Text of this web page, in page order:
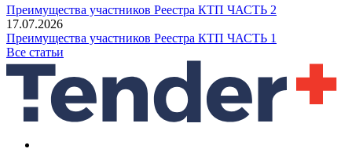
Преимущества участников Реестра КТП ЧАСТЬ 2
17.07.2026
Преимущества участников Реестра КТП ЧАСТЬ 1
Все статьи